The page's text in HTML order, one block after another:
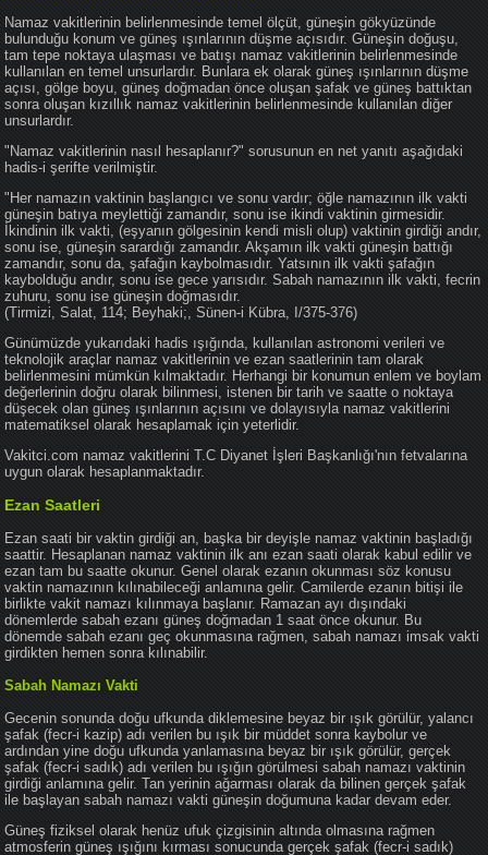
Namaz vakitlerinin belirlenmesinde temel ölçüt, güneşin gökyüzünde
bulunduğu konum ve güneş ışınlarının düşme açısıdır. Güneşin doğuşu,
tam tepe noktaya ulaşması ve batışı namaz vakitlerinin belirlenmesinde
kullanılan en temel unsurlardır. Bunlara ek olarak güneş ışınlarının düşme
açısı, gölge boyu, güneş doğmadan önce oluşan şafak ve güneş battıktan
sonra oluşan kızıllık namaz vakitlerinin belirlenmesinde kullanılan diğer
unsurlardır.
"Namaz vakitlerinin nasıl hesaplanır?" sorusunun en net yanıtı aşağıdaki
hadis-i şerifte verilmiştir.
"Her namazın vaktinin başlangıcı ve sonu vardır; öğle namazının ilk vakti
güneşin batıya meylettiği zamandır, sonu ise ikindi vaktinin girmesidir.
İkindinin ilk vakti, (eşyanın gölgesinin kendi misli olup) vaktinin girdiği andır,
sonu ise, güneşin sarardığı zamandır. Akşamın ilk vakti güneşin battığı
zamandır, sonu da, şafağın kaybolmasıdır. Yatsının ilk vakti şafağın
kaybolduğu andır, sonu ise gece yarısıdır. Sabah namazının ilk vakti, fecrin
zuhuru, sonu ise güneşin doğmasıdır.
(Tirmizi, Salat, 114; Beyhaki;, Sünen-i Kübra, I/375-376)
Günümüzde yukarıdaki hadis ışığında, kullanılan astronomi verileri ve
teknolojik araçlar namaz vakitlerinin ve ezan saatlerinin tam olarak
belirlenmesini mümkün kılmaktadır. Herhangi bir konumun enlem ve boylam
değerlerinin doğru olarak bilinmesi, istenen bir tarih ve saatte o noktaya
düşecek olan güneş ışınlarının açısını ve dolayısıyla namaz vakitlerini
matematiksel olarak hesaplamak için yeterlidir.
Vakitci.com namaz vakitlerini T.C Diyanet İşleri Başkanlığı'nın fetvalarına
uygun olarak hesaplanmaktadır.
Ezan Saatleri
Ezan saati bir vaktin girdiği an, başka bir deyişle namaz vaktinin başladığı
saattir. Hesaplanan namaz vaktinin ilk anı ezan saati olarak kabul edilir ve
ezan tam bu saatte okunur. Genel olarak ezanın okunması söz konusu
vaktin namazının kılınabileceği anlamına gelir. Camilerde ezanın bitişi ile
birlikte vakit namazı kılınmaya başlanır. Ramazan ayı dışındaki
dönemlerde sabah ezanı güneş doğmadan 1 saat önce okunur. Bu
dönemde sabah ezanı geç okunmasına rağmen, sabah namazı imsak vakti
girdikten hemen sonra kılınabilir.
Sabah Namazı Vakti
Gecenin sonunda doğu ufkunda diklemesine beyaz bir ışık görülür, yalancı
şafak (fecr-i kazip) adı verilen bu ışık bir müddet sonra kaybolur ve
ardından yine doğu ufkunda yanlamasına beyaz bir ışık görülür, gerçek
şafak (fecr-i sadık) adı verilen bu ışığın görülmesi sabah namazı vaktinin
girdiği anlamına gelir. Tan yerinin ağarması olarak da bilinen gerçek şafak
ile başlayan sabah namazı vakti güneşin doğumuna kadar devam eder.
Güneş fiziksel olarak henüz ufuk çizgisinin altında olmasına rağmen
atmosferin güneş ışığını kırması sonucunda gerçek şafak (fecr-i sadık)